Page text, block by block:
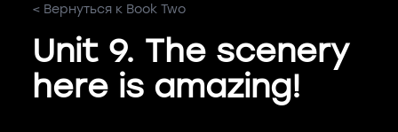
< Вернуться к Book Two
Unit 9. The scenery
here is amazing!